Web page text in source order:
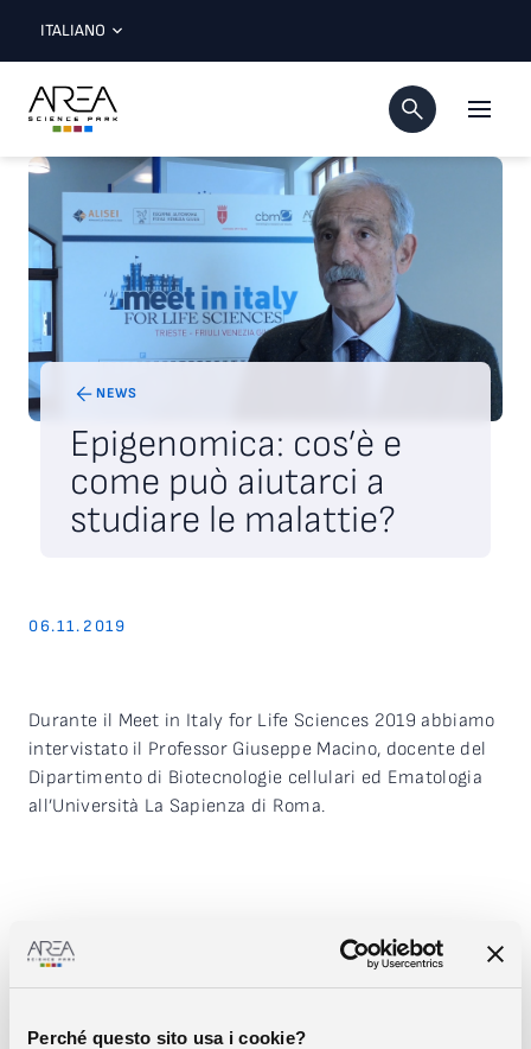
Perché questo sito usa i cookie?
ITALIANO
NEWS
Epigenomica: cos’è e
come può aiutarci a
studiare le malattie?
06.11.2019
Durante il Meet in Italy for Life Sciences 2019 abbiamo
intervistato il Professor Giuseppe Macino, docente del
Dipartimento di Biotecnologie cellulari ed Ematologia
all’Università La Sapienza di Roma.
Condividi